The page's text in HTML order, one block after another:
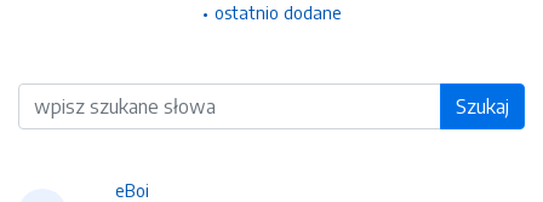
ostatnio dodane
Wyszukiwarka Szukaj
eBoi